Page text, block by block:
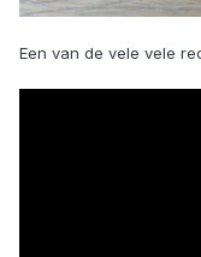
Een van de vele vele